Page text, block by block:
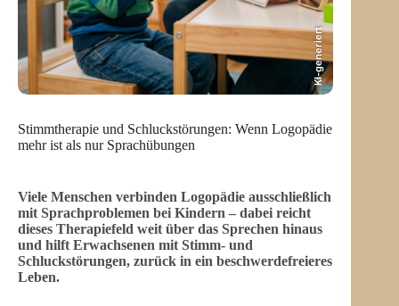
KI-generiert
Stimmtherapie und Schluckstörungen: Wenn Logopädie
mehr ist als nur Sprachübungen
Viele Menschen verbinden Logopädie ausschließlich
mit Sprachproblemen bei Kindern – dabei reicht
dieses Therapiefeld weit über das Sprechen hinaus
und hilft Erwachsenen mit Stimm- und
Schluckstörungen, zurück in ein beschwerdefreieres
Leben.